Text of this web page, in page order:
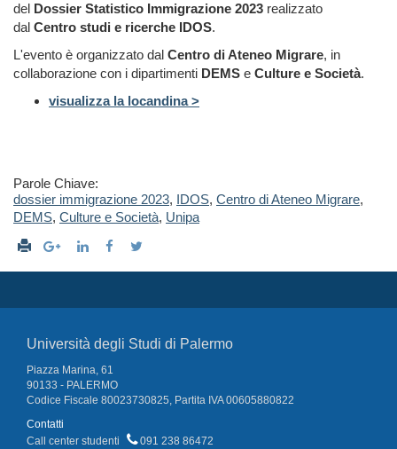
del Dossier Statistico Immigrazione 2023 realizzato
dal Centro studi e ricerche IDOS.
L'evento è organizzato dal Centro di Ateneo Migrare, in
collaborazione con i dipartimenti DEMS e Culture e Società.
visualizza la locandina >
Parole Chiave:
dossier immigrazione 2023, IDOS, Centro di Ateneo Migrare,
DEMS, Culture e Società, Unipa
Università degli Studi di Palermo
Piazza Marina, 61
90133 - PALERMO
Codice Fiscale 80023730825, Partita IVA 00605880822
Contatti
Call center studenti
091 238 86472